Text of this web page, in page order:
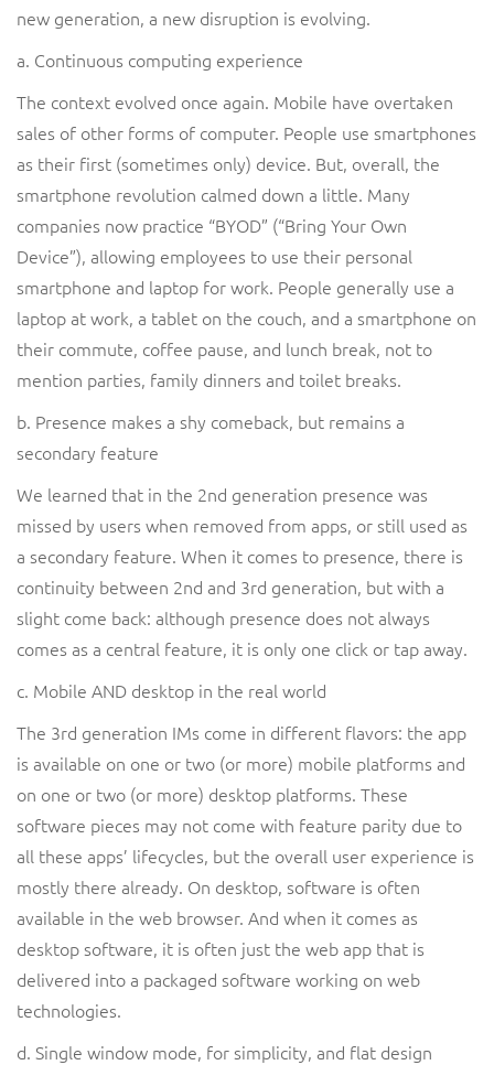
new generation, a new disruption is evolving.
a. Continuous computing experience
The context evolved once again. Mobile have overtaken
sales of other forms of computer. People use smartphones
as their first (sometimes only) device. But, overall, the
smartphone revolution calmed down a little. Many
companies now practice “BYOD” (“Bring Your Own
Device”), allowing employees to use their personal
smartphone and laptop for work. People generally use a
laptop at work, a tablet on the couch, and a smartphone on
their commute, coffee pause, and lunch break, not to
mention parties, family dinners and toilet breaks.
b. Presence makes a shy comeback, but remains a
secondary feature
We learned that in the 2nd generation presence was
missed by users when removed from apps, or still used as
a secondary feature. When it comes to presence, there is
continuity between 2nd and 3rd generation, but with a
slight come back: although presence does not always
comes as a central feature, it is only one click or tap away.
c. Mobile AND desktop in the real world
The 3rd generation IMs come in different flavors: the app
is available on one or two (or more) mobile platforms and
on one or two (or more) desktop platforms. These
software pieces may not come with feature parity due to
all these apps’ lifecycles, but the overall user experience is
mostly there already. On desktop, software is often
available in the web browser. And when it comes as
desktop software, it is often just the web app that is
delivered into a packaged software working on web
technologies.
d. Single window mode, for simplicity, and flat design